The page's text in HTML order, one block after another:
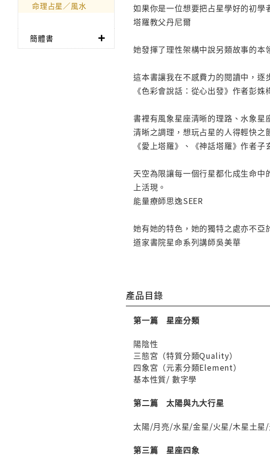
命理占星／風水
簡體書
如果你是一位想要把占星學好的初學
塔羅教父丹尼爾
她發揮了理性架構中說另類故事的
這本書讓我在不感費力的閱讀中，逐
《色彩會說話：從心出發》作者彭姝
書裡有風象星座清晰的理路、水象
清晰之調理，想玩占星的人得輕快之
《愛上塔羅》、《神話塔羅》作者子
天空為限讓每一個行星都化成生命
上活現。
能量療師思逸SEER
她有她的特色，她的獨特之處亦不亞
道家書院星命系列講師吳美華
產品目錄
第一篇 星座分類
陽陰性
三態宮（特質分類Quality）
四象宮（元素分類Element）
基本性質/ 數字學
第二篇 太陽與九大行星
太陽/月亮/水星/金星/火星/木星土星
第三篇 星座四象